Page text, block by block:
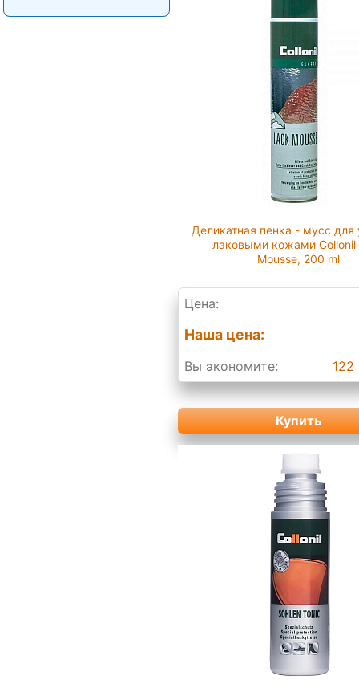
Деликатная пенка - мусс для
лаковыми кожами Collonil
Mousse, 200 ml
Цена:
Наша цена:
Вы экономите: 122
Купить